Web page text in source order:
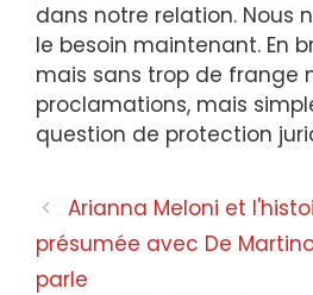
dans notre relation. Nous
le besoin maintenant. En
mais sans trop de frange
proclamations, mais
question de protection
Navigation
des
articles
Arianna Meloni et
présumée avec De
parle